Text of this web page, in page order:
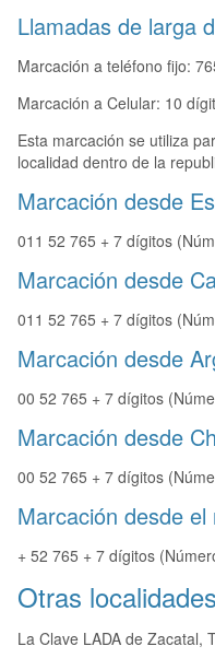
Llamadas de larga
Marcación a teléfono fijo:
Marcación a Celular: 10
Esta marcación se utiliza
localidad dentro de la
Marcación desde
011 52 765 + 7 dígitos
Marcación desde
011 52 765 + 7 dígitos
Marcación desde
00 52 765 + 7 dígitos
Marcación desde
00 52 765 + 7 dígitos
Marcación desde
+ 52 765 + 7 dígitos
Otras localidades
La Clave LADA de Zacatal,